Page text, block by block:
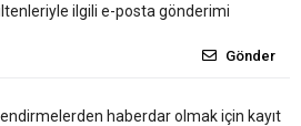
ilgili e-posta gönderimi
Gönder
haberdar olmak için kayıt